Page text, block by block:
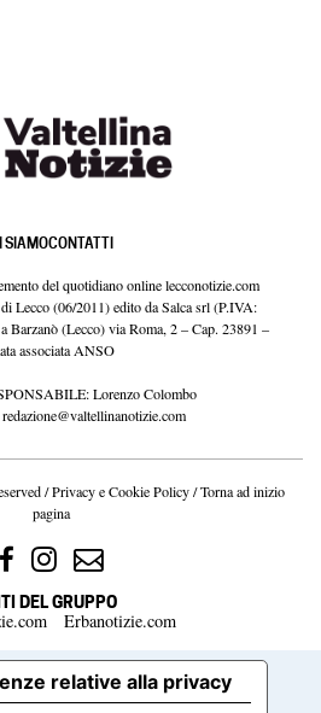
SIAMOCONTATTI
del quotidiano online lecconotizie.com
Barzanò (Lecco) via Roma, 2 – Cap. 23891 –
Lorenzo Colombo
redazione@valtellinanotizie.com
/Privacy e Cookie Policy/
pagina
DEL GRUPPO